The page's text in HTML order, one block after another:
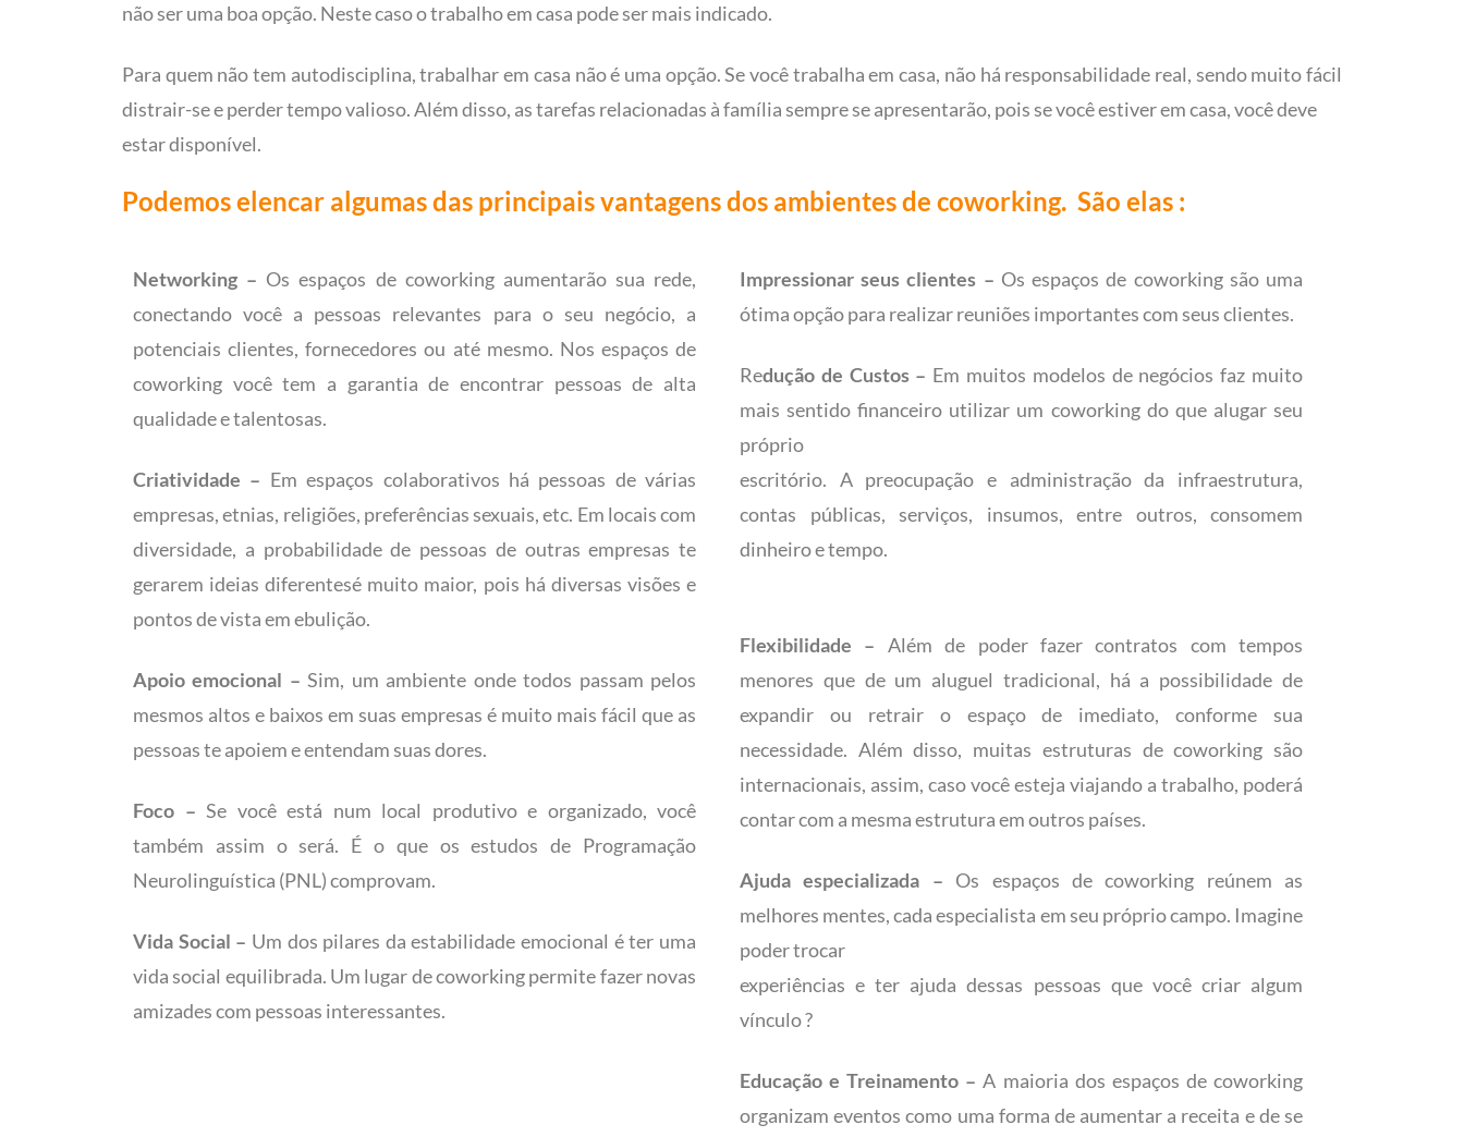
não ser uma boa opção. Neste caso o trabalho em casa pode ser mais indicado.
Para quem não tem autodisciplina, trabalhar em casa não é uma opção. Se você trabalha em casa, não há responsabilidade real, sendo muito fácil
distrair-se e perder tempo valioso. Além disso, as tarefas relacionadas à família sempre se apresentarão, pois se você estiver em casa, você deve
estar disponível.
Podemos elencar algumas das principais vantagens dos ambientes de coworking. São elas :
Networking – Os espaços de coworking aumentarão sua rede,
conectando você a pessoas relevantes para o seu negócio, a
potenciais clientes, fornecedores ou até mesmo. Nos espaços de
coworking você tem a garantia de encontrar pessoas de alta
qualidade e talentosas.
Criatividade – Em espaços colaborativos há pessoas de várias
empresas, etnias, religiões, preferências sexuais, etc. Em locais com
diversidade, a probabilidade de pessoas de outras empresas te
gerarem ideias diferentesé muito maior, pois há diversas visões e
pontos de vista em ebulição.
Apoio emocional – Sim, um ambiente onde todos passam pelos
mesmos altos e baixos em suas empresas é muito mais fácil que as
pessoas te apoiem e entendam suas dores.
Foco – Se você está num local produtivo e organizado, você
também assim o será. É o que os estudos de Programação
Neurolinguística (PNL) comprovam.
Vida Social – Um dos pilares da estabilidade emocional é ter uma
vida social equilibrada. Um lugar de coworking permite fazer novas
amizades com pessoas interessantes.
Impressionar seus clientes – Os espaços de coworking são uma
ótima opção para realizar reuniões importantes com seus clientes.
Redução de Custos – Em muitos modelos de negócios faz muito
mais sentido financeiro utilizar um coworking do que alugar seu
próprio
escritório. A preocupação e administração da infraestrutura,
contas públicas, serviços, insumos, entre outros, consomem
dinheiro e tempo.
Flexibilidade – Além de poder fazer contratos com tempos
menores que de um aluguel tradicional, há a possibilidade de
expandir ou retrair o espaço de imediato, conforme sua
necessidade. Além disso, muitas estruturas de coworking são
internacionais, assim, caso você esteja viajando a trabalho, poderá
contar com a mesma estrutura em outros países.
Ajuda especializada – Os espaços de coworking reúnem as
melhores mentes, cada especialista em seu próprio campo. Imagine
poder trocar
experiências e ter ajuda dessas pessoas que você criar algum
vínculo ?
Educação e Treinamento – A maioria dos espaços de coworking
organizam eventos como uma forma de aumentar a receita e de se